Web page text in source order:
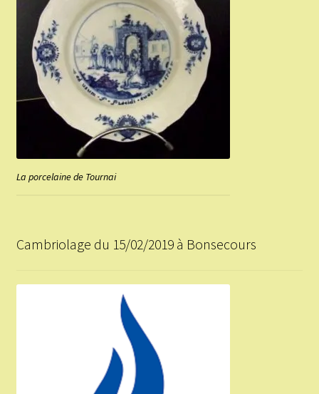
La porcelaine de Tournai
Cambriolage du 15/02/2019 à Bonsecours